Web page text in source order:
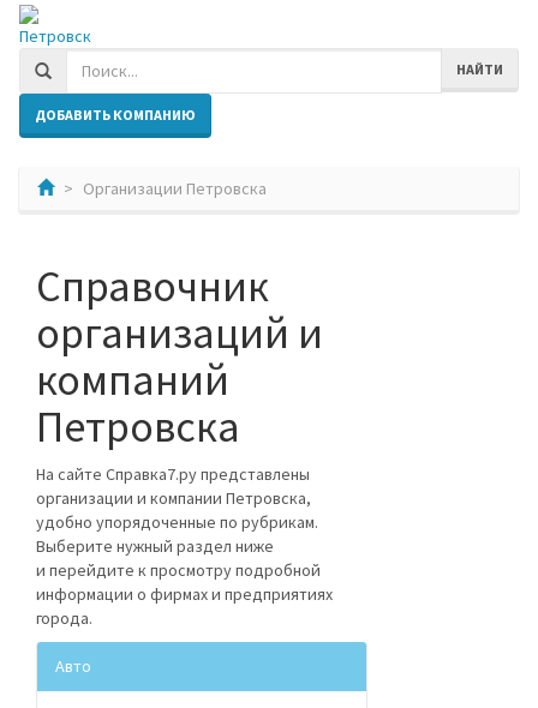
Петровск
НАЙТИ
ДОБАВИТЬ КОМПАНИЮ
Организации Петровска
Справочник
организаций и
компаний
Петровска
На сайте Справка7.ру представлены
организации и компании Петровска,
удобно упорядоченные по рубрикам.
Выберите нужный раздел ниже
и перейдите к просмотру подробной
информации о фирмах и предприятиях
города.
Авто